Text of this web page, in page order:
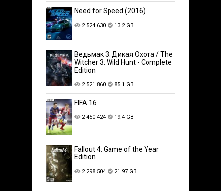
Need for Speed (2016)
2 524 630 13.2 GB
Ведьмак 3: Дикая Охота / The
Witcher 3: Wild Hunt - Complete
Edition
2 521 860 85.1 GB
FIFA 16
2 450 424 19.4 GB
Fallout 4: Game of the Year
Edition
2 298 504 21.97 GB